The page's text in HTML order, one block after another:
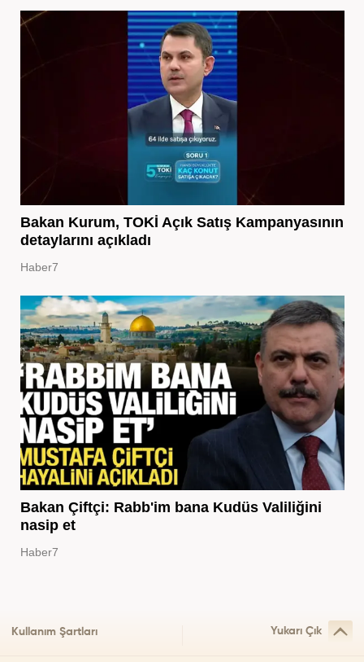
Bakan Kurum, TOKİ Açık Satış Kampanyasının
detaylarını açıkladı
Haber7
Bakan Çiftçi: Rabb'im bana Kudüs Valiliğini
nasip et
Haber7
Kullanım Şartları Yukarı Çık